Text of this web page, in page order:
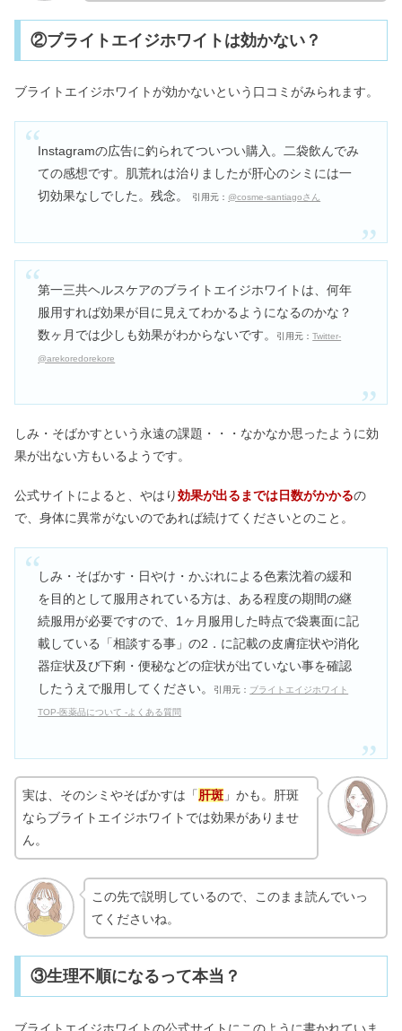
②ブライトエイジホワイトは効かない？
ブライトエイジホワイトが効かないという口コミがみられます。
Instagramの広告に釣られてついつい購入。二袋飲んでみ
ての感想です。肌荒れは治りましたが肝心のシミには一
切効果なしでした。残念。
引用元： @cosme-santiagoさん
第一三共ヘルスケアのブライトエイジホワイトは、何年
服用すれば効果が目に見えてわかるようになるのかな？
数ヶ月では少しも効果がわからないです。
引用元：Twitter-
@arekoredorekore
しみ・そばかすという永遠の課題・・・なかなか思ったように効
果が出ない方もいるようです。
公式サイトによると、やはり効果が出るまでは日数がかかるの
で、身体に異常がないのであれば続けてくださいとのこと。
しみ・そばかす・日やけ・かぶれによる色素沈着の緩和
を目的として服用されている方は、ある程度の期間の継
続服用が必要ですので、1ヶ月服用した時点で袋裏面に記
載している「相談する事」の2．に記載の皮膚症状や消化
器症状及び下痢・便秘などの症状が出ていない事を確認
したうえで服用してください。
引用元： ブライトエイジホワイト
TOP-医薬品について -よくある質問
実は、そのシミやそばかすは「肝斑 」かも。肝斑
ならブライトエイジホワイトでは効果がありませ
ん。
この先で説明しているので、このまま読んでいっ
てくださいね。
③生理不順になるって本当？
ブライトエイジホワイトの公式サイトにこのように書かれていま